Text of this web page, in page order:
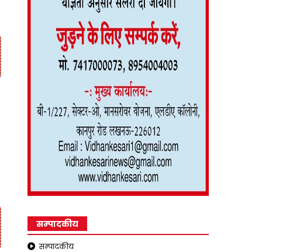
सम्पादकीय
सम्पादकीय